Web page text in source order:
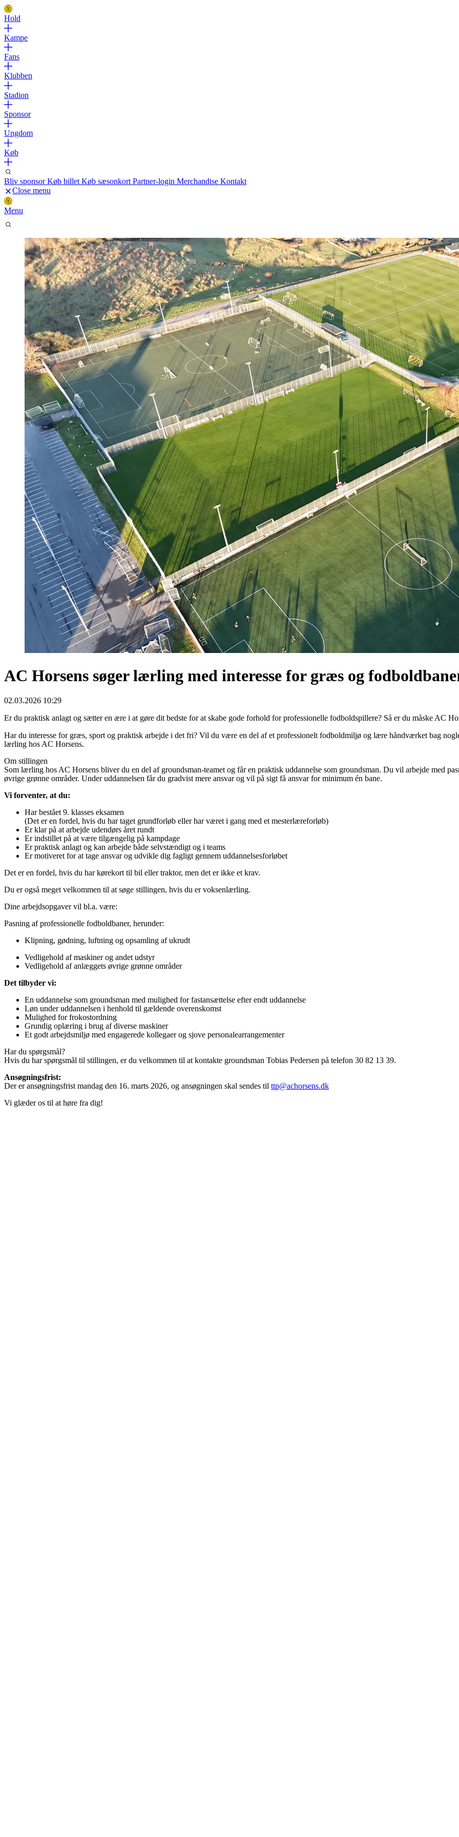
Hold
Kampe
Fans
Klubben
Stadion
Sponsor
Ungdom
Køb
Bliv sponsorKøb billet Køb sæsonkort Partner-login Merchandise Kontakt
Close menu
Menu
AC Horsens søger lærling med interesse for græs og
02.03.2026 10:29
Er du praktisk anlagt og sætter en ære i at gøre dit bedste for at skabe gode forhold for professionelle fodboldspillere? Så er du måske AC
Har du interesse for græs, sport og praktisk arbejde i det fri? Vil du være en del af et professionelt fodboldmiljø og lære håndværket bag
lærling hos AC Horsens.
Om stillingen
Som lærling hos AC Horsens bliver du en del af groundsman-teamet og får en praktisk uddannelse som groundsman. Du vil arbejde med
øvrige grønne områder. Under uddannelsen får du gradvist mere ansvar og vil på sigt få ansvar for minimum én bane.
Vi forventer, at du:
Har bestået 9. klasses eksamen
(Det er en fordel, hvis du har taget grundforløb eller har været i gang med et mesterlæreforløb)
Er klar på at arbejde udendørs året rundt
Er indstillet på at være tilgængelig på kampdage
Er praktisk anlagt og kan arbejde både selvstændigt og i teams
Er motiveret for at tage ansvar og udvikle dig fagligt gennem uddannelsesforløbet
Det er en fordel, hvis du har kørekort til bil eller traktor, men det er ikke et krav.
Du er også meget velkommen til at søge stillingen, hvis du er voksenlærling.
Dine arbejdsopgaver vil bl.a. være:
Pasning af professionelle fodboldbaner, herunder:
Klipning, gødning, luftning og opsamling af ukrudt
Vedligehold af maskiner og andet udstyr
Vedligehold af anlæggets øvrige grønne områder
Det tilbyder vi:
En uddannelse som groundsman med mulighed for fastansættelse efter endt uddannelse
Løn under uddannelsen i henhold til gældende overenskomst
Mulighed for frokostordning
Grundig oplæring i brug af diverse maskiner
Et godt arbejdsmiljø med engagerede kollegaer og sjove personalearrangementer
Har du spørgsmål?
Hvis du har spørgsmål til stillingen, er du velkommen til at kontakte groundsman Tobias Pedersen på telefon 30 82 13 39.
Ansøgningsfrist:
Der er ansøgningsfrist mandag den 16. marts 2026, og ansøgningen skal sendes til ttp@achorsens.dk
Vi glæder os til at høre fra dig!